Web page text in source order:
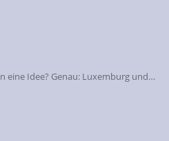
eine Idee? Genau: Luxemburg und…